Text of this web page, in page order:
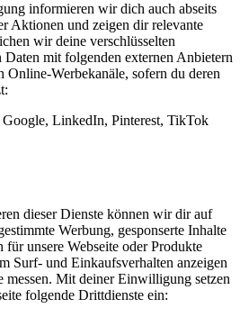
informieren wir dich auch abseits
Aktionen und zeigen dir relevante
wir deine verschlüsselten
Daten mit folgenden externen Anbietern
Online-Werbekanäle, sofern du deren
LinkedIn, Pinterest, TikTok
dieser Dienste können wir dir auf
Werbung, gesponserte Inhalte
für unsere Webseite oder Produkte
Surf- und Einkaufsverhalten anzeigen
messen. Mit deiner Einwilligung setzen
folgende Drittdienste ein: